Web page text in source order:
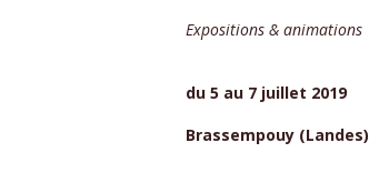
Expositions & animations
du 5 au 7 juillet 2019
Brassempouy (Landes)